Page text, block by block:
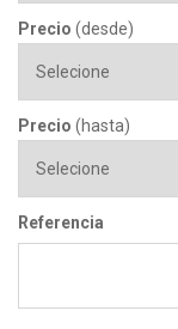
Precio (desde)
Precio (hasta)
Referencia